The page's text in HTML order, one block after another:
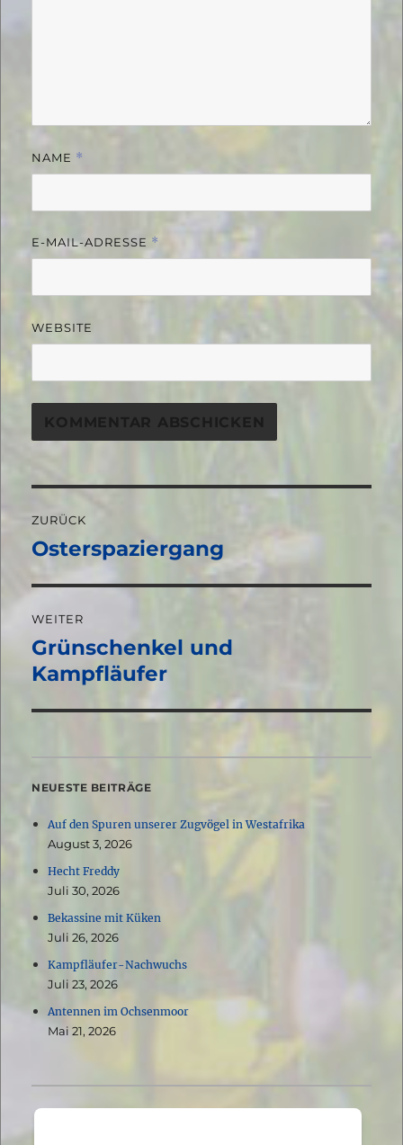
NAME *
E-MAIL-ADRESSE *
WEBSITE
ZURÜCK
Vorheriger
Beitrag:
Osterspaziergang
WEITER
Nächster
Beitrag:
Grünschenkel und
Kampfläufer
NEUESTE BEITRÄGE
Auf den Spuren unserer Zugvögel in Westafrika
August 3, 2026
Hecht Freddy
Juli 30, 2026
Bekassine mit Küken
Juli 26, 2026
Kampfläufer-Nachwuchs
Juli 23, 2026
Antennen im Ochsenmoor
Mai 21, 2026